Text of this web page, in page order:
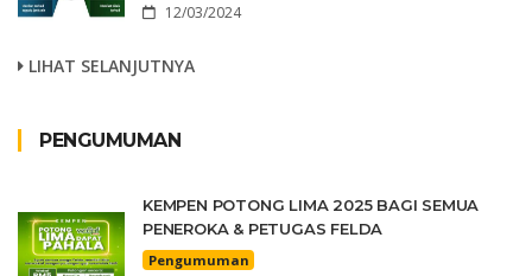
12/03/2024
LIHAT SELANJUTNYA
PENGUMUMAN
KEMPEN POTONG LIMA 2025 BAGI SEMUA
PENEROKA & PETUGAS FELDA
Pengumuman